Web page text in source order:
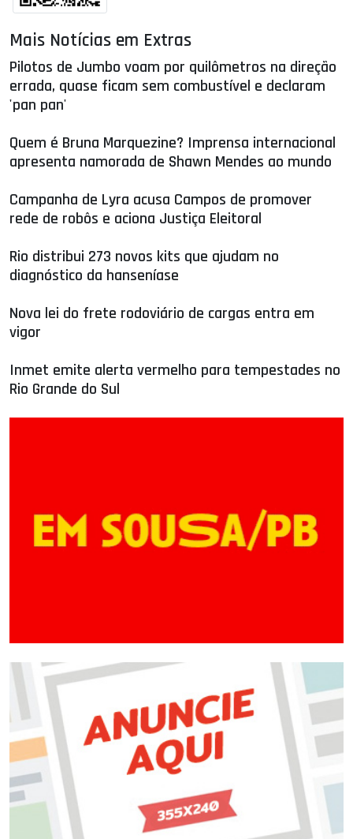
Mais Notícias em Extras
Pilotos de Jumbo voam por quilômetros na direção
errada, quase ficam sem combustível e declaram
'pan pan'
Quem é Bruna Marquezine? Imprensa internacional
apresenta namorada de Shawn Mendes ao mundo
Campanha de Lyra acusa Campos de promover
rede de robôs e aciona Justiça Eleitoral
Rio distribui 273 novos kits que ajudam no
diagnóstico da hanseníase
Nova lei do frete rodoviário de cargas entra em
vigor
Inmet emite alerta vermelho para tempestades no
Rio Grande do Sul